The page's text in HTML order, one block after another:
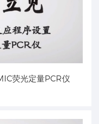
荧光定量PCR仪